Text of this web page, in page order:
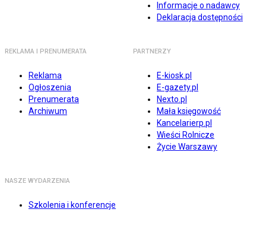
Informacje o nadawcy
Deklaracja dostępności
REKLAMA I PRENUMERATA
Reklama
Ogłoszenia
Prenumerata
Archiwum
PARTNERZY
E-kiosk.pl
E-gazety.pl
Nexto.pl
Mała księgowość
Kancelarierp.pl
Wieści Rolnicze
Życie Warszawy
NASZE WYDARZENIA
Szkolenia i konferencje